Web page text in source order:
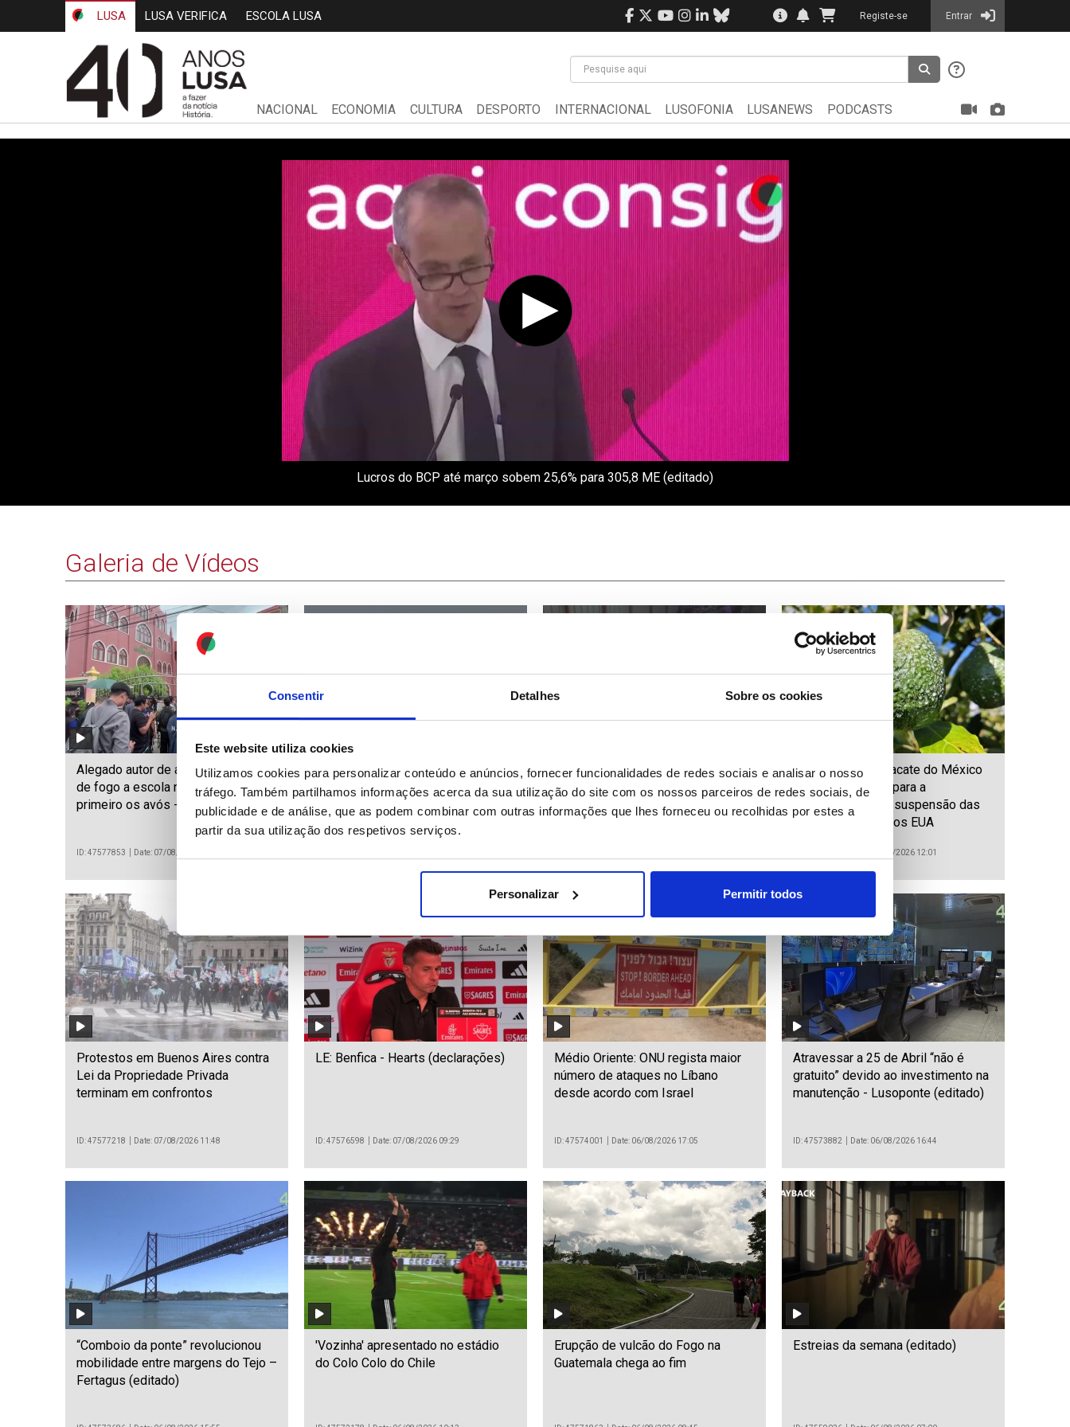
Consentir Detalhes Sobre os cookies
Este website utiliza cookies
Utilizamos cookies para personalizar conteúdo e anúncios, fornecer funcionalidades de redes sociais e analisar o nosso
tráfego. Também partilhamos informações acerca da sua utilização do site com os nossos parceiros de redes sociais, de
publicidade e de análise, que as podem combinar com outras informações que lhes forneceu ou recolhidas por estes a
partir da sua utilização dos respetivos serviços.
Personalizar Permitir todos
LUSA LUSA VERIFICA ESCOLA LUSA Registe-se Entrar
NACIONAL ECONOMIA CULTURA DESPORTO INTERNACIONAL LUSOFONIA LUSANEWS PODCASTS
Lucros do BCP até março sobem 25,6% para 305,8 ME (editado)
Galeria de Vídeos
Alegado autor de ataque com arma
de fogo a escola na Tailândia matou
primeiro os avós - polícia
ID: 47577853 Date: 07/08/2026 14:25
'Boom' de flamingos na Bulgária
impulsiona observação de aves e a
Cadeiras de rodas feitas com
bambu ajudam crianças quenianas
com deficiência
Produtores de abacate do México
exigem soluções para a
insegurança após suspensão das
exportações para os EUA
Date: 07/08/2026 12:01
Protestos em Buenos Aires contra
Lei da Propriedade Privada
terminam em confrontos
ID: 47577218 Date: 07/08/2026 11:48
LE: Benfica - Hearts (declarações)
ID: 47576598 Date: 07/08/2026 09:29
Médio Oriente: ONU regista maior
número de ataques no Líbano
desde acordo com Israel
ID: 47574001 Date: 06/08/2026 17:05
Atravessar a 25 de Abril “não é
gratuito” devido ao investimento na
manutenção - Lusoponte (editado)
ID: 47573882 Date: 06/08/2026 16:44
“Comboio da ponte” revolucionou
mobilidade entre margens do Tejo –
Fertagus (editado)
'Vozinha' apresentado no estádio
do Colo Colo do Chile
Erupção de vulcão do Fogo na
Guatemala chega ao fim
Estreias da semana (editado)